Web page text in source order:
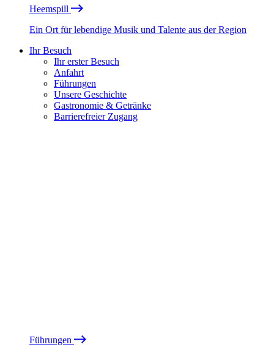
Heemspill
Ein Ort für lebendige Musik und Talente aus der Region
Ihr Besuch
Ihr erster Besuch
Anfahrt
Führungen
Unsere Geschichte
Gastronomie & Getränke
Barrierefreier Zugang
Führungen